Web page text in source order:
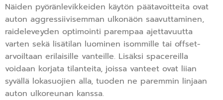
Näiden pyöränlevikkeiden käytön päätavoitteita ovat
auton aggressiivisemman ulkonäön saavuttaminen,
raideleveyden optimointi parempaa ajettavuutta
varten sekä lisätilan luominen isommille tai offset-
arvoiltaan erilaisille vanteille. Lisäksi spacereilla
voidaan korjata tilanteita, joissa vanteet ovat liian
syvällä lokasuojien alla, tuoden ne paremmin linjaan
auton ulkoreunan kanssa.